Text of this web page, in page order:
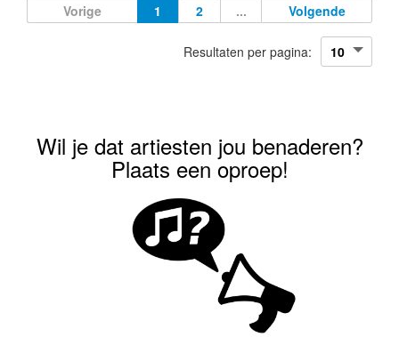
Vorige 1 2 ... Volgende
Resultaten per pagina:
Wil je dat artiesten jou benaderen?
Plaats een oproep!